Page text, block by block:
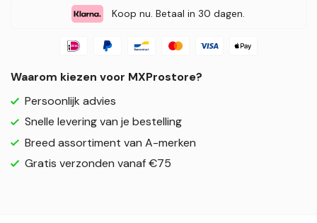
Koop nu. Betaal in 30 dagen.
Waarom kiezen voor MXProstore?
Persoonlijk advies
Snelle levering van je bestelling
Breed assortiment van A-merken
Gratis verzonden vanaf €75